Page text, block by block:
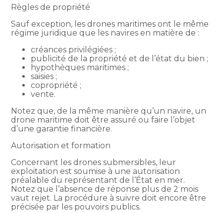
Règles de propriété
Sauf exception, les drones maritimes ont le même
régime juridique que les navires en matière de :
créances privilégiées ;
publicité de la propriété et de l’état du bien ;
hypothèques maritimes ;
saisies ;
copropriété ;
vente.
Notez que, de la même manière qu’un navire, un
drone maritime doit être assuré ou faire l’objet
d’une garantie financière.
Autorisation et formation
Concernant les drones submersibles, leur
exploitation est soumise à une autorisation
préalable du représentant de l’État en mer.
Notez que l’absence de réponse plus de 2 mois
vaut rejet. La procédure à suivre doit encore être
précisée par les pouvoirs publics.